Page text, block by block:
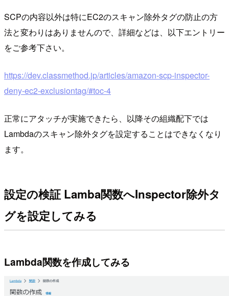
SCPの内容以外は特にEC2のスキャン除外タグの防止の方
法と変わりはありませんので、詳細などは、以下エントリー
をご参考下さい。
https://dev.classmethod.jp/articles/amazon-scp-inspector-
deny-ec2-exclusiontag/#toc-4
正常にアタッチが実施できたら、以降その組織配下では
Lambdaのスキャン除外タグを設定することはできなくなり
ます。
設定の検証 Lamba関数へInspector除外タ
グを設定してみる
Lambda関数を作成してみる